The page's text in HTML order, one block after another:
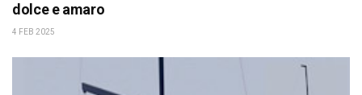
dolce e amaro
4 FEB 2025